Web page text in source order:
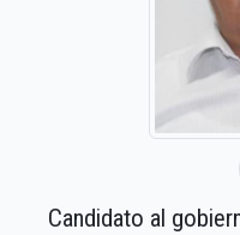
Candidato al